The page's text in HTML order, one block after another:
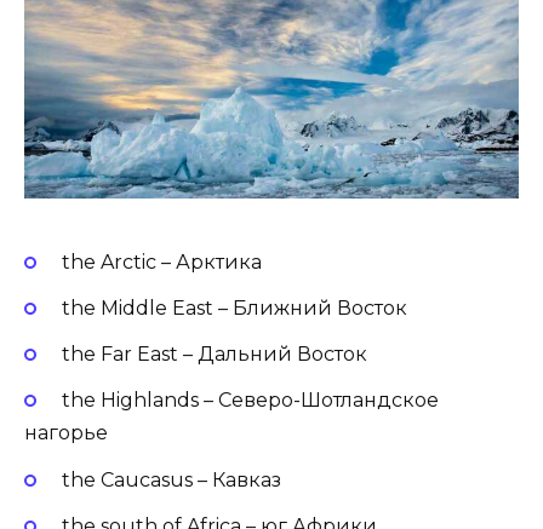
the Arctic – Арктика
the Middle East – Ближний Восток
the Far East – Дальний Восток
the Highlands – Северо-Шотландское
нагорье
the Caucasus – Кавказ